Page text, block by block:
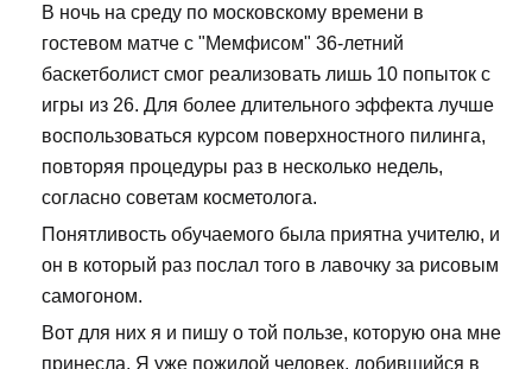
В ночь на среду по московскому времени в
гостевом матче с "Мемфисом" 36-летний
баскетболист смог реализовать лишь 10 попыток с
игры из 26. Для более длительного эффекта лучше
воспользоваться курсом поверхностного пилинга,
повторяя процедуры раз в несколько недель,
согласно советам косметолога.
Понятливость обучаемого была приятна учителю, и
он в который раз послал того в лавочку за рисовым
самогоном.
Вот для них я и пишу о той пользе, которую она мне
принесла. Я уже пожилой человек, добившийся в